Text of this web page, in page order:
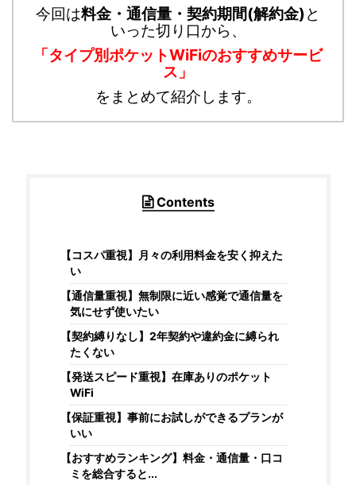
今回は料金・通信量・契約期間(解約金) と
いった切り口から、
「タイプ別ポケットWiFiのおすすめサービ
ス」
をまとめて紹介します。
Contents
【コスパ重視】月々の利用料金を安く抑えた
い
【通信量重視】無制限に近い感覚で通信量を
気にせず使いたい
【契約縛りなし】2年契約や違約金に縛られ
たくない
【発送スピード重視】在庫ありのポケット
WiFi
【保証重視】事前にお試しができるプランが
いい
【おすすめランキング】料金・通信量・口コ
ミを総合すると...